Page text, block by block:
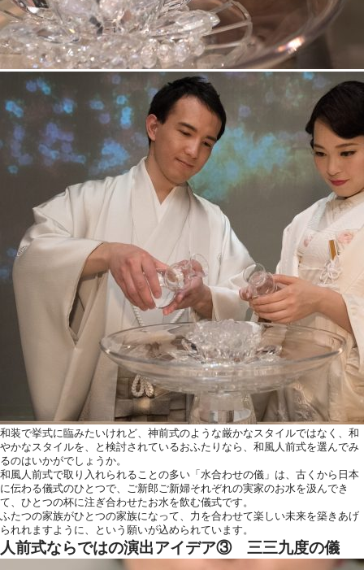
和装で挙式に臨みたいけれど、神前式のような厳かなスタイルではなく、和
やかなスタイルを、と検討されているおふたりなら、和風人前式を選んでみ
るのはいかがでしょうか。
和風人前式で取り入れられることの多い「水合わせの儀」は、古くから日本
に伝わる儀式のひとつで、ご新郎ご新婦それぞれの実家のお水を汲んでき
て、ひとつの杯に注ぎ合わせたお水を飲む儀式です。
ふたつの家族がひとつの家族になって、力を合わせて楽しい未来を築きあげ
られれますように、という願いが込められています。
人前式ならではの演出アイデア③ 三三九度の儀